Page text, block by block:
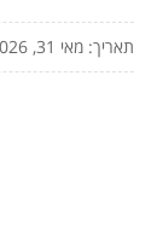
תאריך: מאי 31, 2026